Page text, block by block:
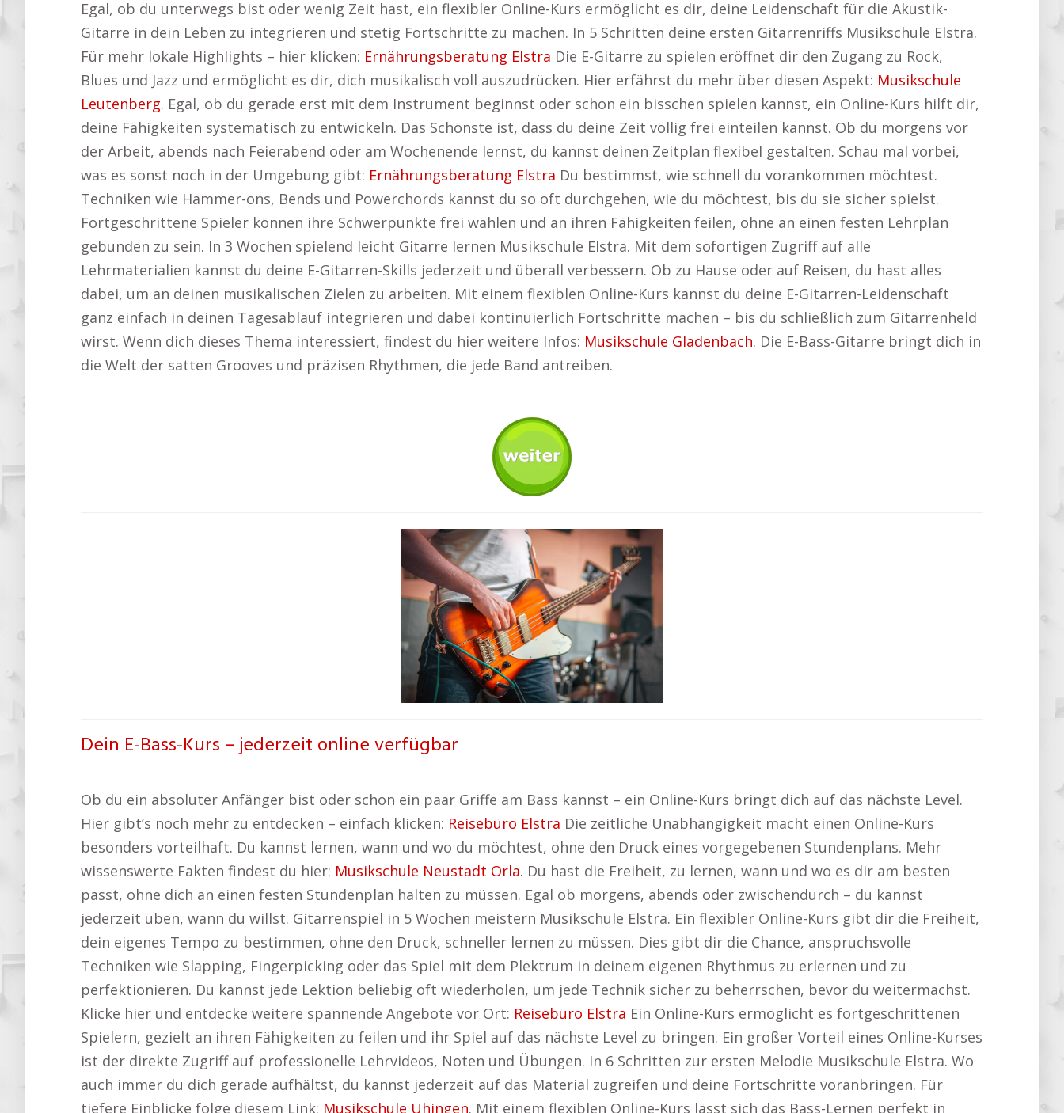
Egal, ob du unterwegs bist oder wenig Zeit hast, ein flexibler Online-Kurs ermöglicht es dir, deine Leidenschaft für die Akustik-
Gitarre in dein Leben zu integrieren und stetig Fortschritte zu machen. In 5 Schritten deine ersten Gitarrenriffs Musikschule Elstra.
Für mehr lokale Highlights – hier klicken: Ernährungsberatung Elstra Die E-Gitarre zu spielen eröffnet dir den Zugang zu Rock,
Blues und Jazz und ermöglicht es dir, dich musikalisch voll auszudrücken. Hier erfährst du mehr über diesen Aspekt: Musikschule
Leutenberg. Egal, ob du gerade erst mit dem Instrument beginnst oder schon ein bisschen spielen kannst, ein Online-Kurs hilft dir,
deine Fähigkeiten systematisch zu entwickeln. Das Schönste ist, dass du deine Zeit völlig frei einteilen kannst. Ob du morgens vor
der Arbeit, abends nach Feierabend oder am Wochenende lernst, du kannst deinen Zeitplan flexibel gestalten. Schau mal vorbei,
was es sonst noch in der Umgebung gibt: Ernährungsberatung Elstra Du bestimmst, wie schnell du vorankommen möchtest.
Techniken wie Hammer-ons, Bends und Powerchords kannst du so oft durchgehen, wie du möchtest, bis du sie sicher spielst.
Fortgeschrittene Spieler können ihre Schwerpunkte frei wählen und an ihren Fähigkeiten feilen, ohne an einen festen Lehrplan
gebunden zu sein. In 3 Wochen spielend leicht Gitarre lernen Musikschule Elstra. Mit dem sofortigen Zugriff auf alle
Lehrmaterialien kannst du deine E-Gitarren-Skills jederzeit und überall verbessern. Ob zu Hause oder auf Reisen, du hast alles
dabei, um an deinen musikalischen Zielen zu arbeiten. Mit einem flexiblen Online-Kurs kannst du deine E-Gitarren-Leidenschaft
ganz einfach in deinen Tagesablauf integrieren und dabei kontinuierlich Fortschritte machen – bis du schließlich zum Gitarrenheld
wirst. Wenn dich dieses Thema interessiert, findest du hier weitere Infos: Musikschule Gladenbach. Die E-Bass-Gitarre bringt dich in
die Welt der satten Grooves und präzisen Rhythmen, die jede Band antreiben.
Dein E-Bass-Kurs – jederzeit online verfügbar
Ob du ein absoluter Anfänger bist oder schon ein paar Griffe am Bass kannst – ein Online-Kurs bringt dich auf das nächste Level.
Hier gibt’s noch mehr zu entdecken – einfach klicken: Reisebüro Elstra Die zeitliche Unabhängigkeit macht einen Online-Kurs
besonders vorteilhaft. Du kannst lernen, wann und wo du möchtest, ohne den Druck eines vorgegebenen Stundenplans. Mehr
wissenswerte Fakten findest du hier: Musikschule Neustadt Orla. Du hast die Freiheit, zu lernen, wann und wo es dir am besten
passt, ohne dich an einen festen Stundenplan halten zu müssen. Egal ob morgens, abends oder zwischendurch – du kannst
jederzeit üben, wann du willst. Gitarrenspiel in 5 Wochen meistern Musikschule Elstra. Ein flexibler Online-Kurs gibt dir die Freiheit,
dein eigenes Tempo zu bestimmen, ohne den Druck, schneller lernen zu müssen. Dies gibt dir die Chance, anspruchsvolle
Techniken wie Slapping, Fingerpicking oder das Spiel mit dem Plektrum in deinem eigenen Rhythmus zu erlernen und zu
perfektionieren. Du kannst jede Lektion beliebig oft wiederholen, um jede Technik sicher zu beherrschen, bevor du weitermachst.
Klicke hier und entdecke weitere spannende Angebote vor Ort: Reisebüro Elstra Ein Online-Kurs ermöglicht es fortgeschrittenen
Spielern, gezielt an ihren Fähigkeiten zu feilen und ihr Spiel auf das nächste Level zu bringen. Ein großer Vorteil eines Online-Kurses
ist der direkte Zugriff auf professionelle Lehrvideos, Noten und Übungen. In 6 Schritten zur ersten Melodie Musikschule Elstra. Wo
auch immer du dich gerade aufhältst, du kannst jederzeit auf das Material zugreifen und deine Fortschritte voranbringen. Für
tiefere Einblicke folge diesem Link: Musikschule Uhingen. Mit einem flexiblen Online-Kurs lässt sich das Bass-Lernen perfekt in